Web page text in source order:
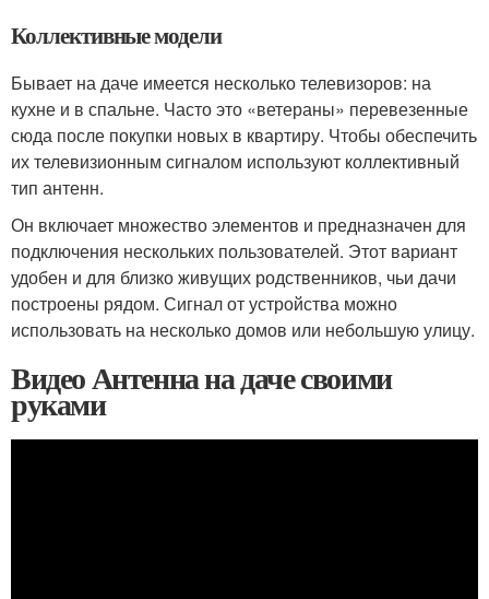
Коллективные модели
Бывает на даче имеется несколько телевизоров: на
кухне и в спальне. Часто это «ветераны» перевезенные
сюда после покупки новых в квартиру. Чтобы обеспечить
их телевизионным сигналом используют коллективный
тип антенн.
Он включает множество элементов и предназначен для
подключения нескольких пользователей. Этот вариант
удобен и для близко живущих родственников, чьи дачи
построены рядом. Сигнал от устройства можно
использовать на несколько домов или небольшую улицу.
Видео Антенна на даче своими
руками